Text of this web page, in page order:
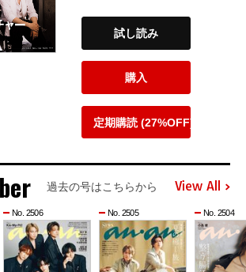
試し読み
購入
定期購読 (27%OFF)
過去の号はこちらから View All
No. 2506 No. 2505 No. 2504